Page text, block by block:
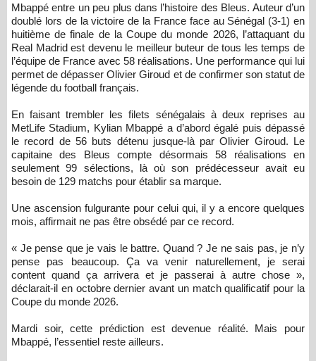
Mbappé entre un peu plus dans l’histoire des Bleus. Auteur d’un
doublé lors de la victoire de la France face au Sénégal (3-1) en
huitième de finale de la Coupe du monde 2026, l’attaquant du
Real Madrid est devenu le meilleur buteur de tous les temps de
l’équipe de France avec 58 réalisations. Une performance qui lui
permet de dépasser Olivier Giroud et de confirmer son statut de
légende du football français.
En faisant trembler les filets sénégalais à deux reprises au
MetLife Stadium, Kylian Mbappé a d’abord égalé puis dépassé
le record de 56 buts détenu jusque-là par Olivier Giroud. Le
capitaine des Bleus compte désormais 58 réalisations en
seulement 99 sélections, là où son prédécesseur avait eu
besoin de 129 matchs pour établir sa marque.
Une ascension fulgurante pour celui qui, il y a encore quelques
mois, affirmait ne pas être obsédé par ce record.
« Je pense que je vais le battre. Quand ? Je ne sais pas, je n’y
pense pas beaucoup. Ça va venir naturellement, je serai
content quand ça arrivera et je passerai à autre chose »,
déclarait-il en octobre dernier avant un match qualificatif pour la
Coupe du monde 2026.
Mardi soir, cette prédiction est devenue réalité. Mais pour
Mbappé, l’essentiel reste ailleurs.